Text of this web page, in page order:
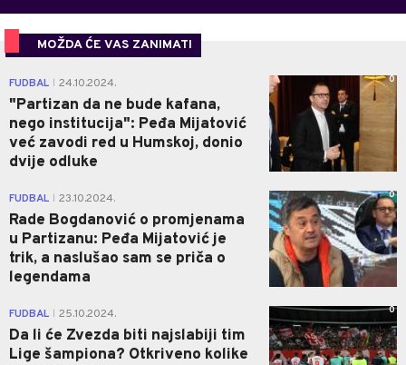
MOŽDA ĆE VAS ZANIMATI
FUDBAL 24.10.2024.
"Partizan da ne bude kafana,
nego institucija": Peđa Mijatović
već zavodi red u Humskoj, donio
dvije odluke
0
FUDBAL 23.10.2024.
Rade Bogdanović o promjenama
u Partizanu: Peđa Mijatović je
trik, a naslušao sam se priča o
legendama
0
FUDBAL 25.10.2024.
Da li će Zvezda biti najslabiji tim
Lige šampiona? Otkriveno kolike
0